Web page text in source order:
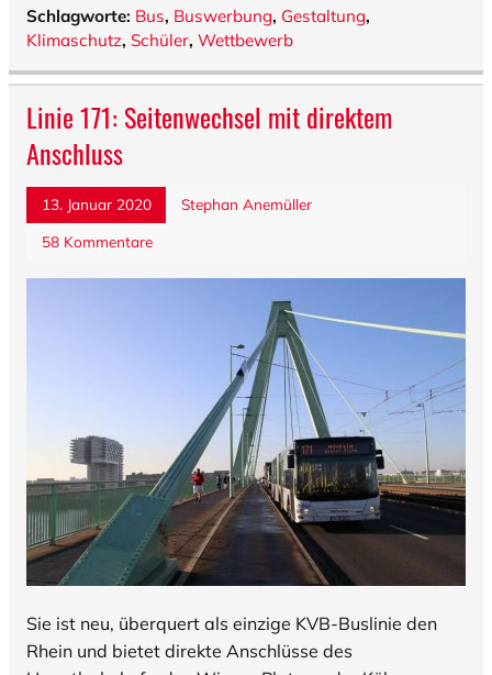
Schlagworte: Bus, Buswerbung, Gestaltung,
Klimaschutz, Schüler, Wettbewerb
Linie 171: Seitenwechsel mit direktem
Anschluss
13. Januar 2020
Stephan Anemüller
58 Kommentare
Sie ist neu, überquert als einzige KVB-Buslinie den
Rhein und bietet direkte Anschlüsse des